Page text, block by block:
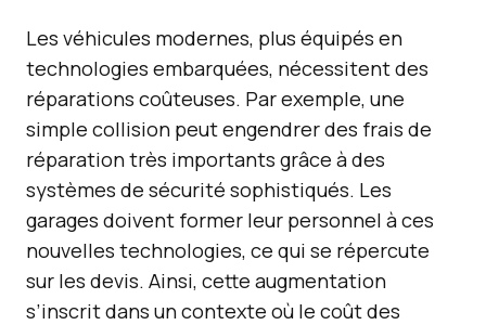
Les véhicules modernes, plus équipés en
technologies embarquées, nécessitent des
réparations coûteuses. Par exemple, une
simple collision peut engendrer des frais de
réparation très importants grâce à des
systèmes de sécurité sophistiqués. Les
garages doivent former leur personnel à ces
nouvelles technologies, ce qui se répercute
sur les devis. Ainsi, cette augmentation
s’inscrit dans un contexte où le coût des